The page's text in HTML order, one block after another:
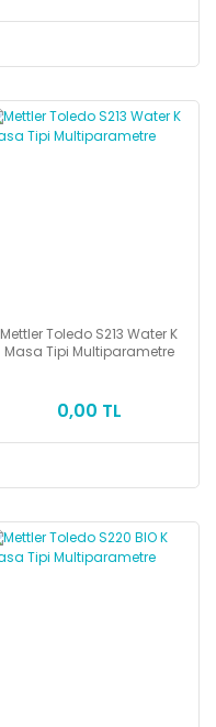
Mettler Toledo S213 Water K
Masa Tipi Multiparametre
0,00 TL